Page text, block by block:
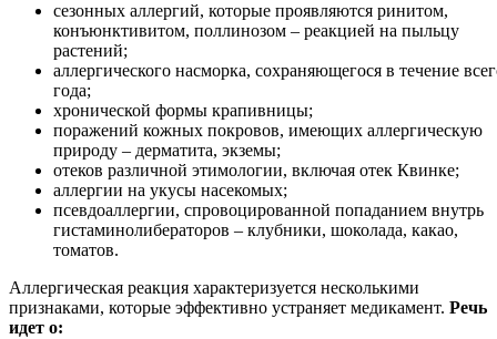
сезонных аллергий, которые проявляются ринитом,
конъюнктивитом, поллинозом – реакцией на пыльцу
растений;
аллергического насморка, сохраняющегося в течение
года;
хронической формы крапивницы;
поражений кожных покровов, имеющих аллергическую
природу – дерматита, экземы;
отеков различной этимологии, включая отек Квинке;
аллергии на укусы насекомых;
псевдоаллергии, спровоцированной попаданием внутрь
гистаминолибераторов – клубники, шоколада, какао,
томатов.
Аллергическая реакция характеризуется несколькими
признаками, которые эффективно устраняет медикамент. Речь
идет о: